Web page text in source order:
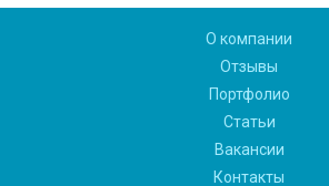
О компании
Отзывы
Портфолио
Статьи
Вакансии
Контакты